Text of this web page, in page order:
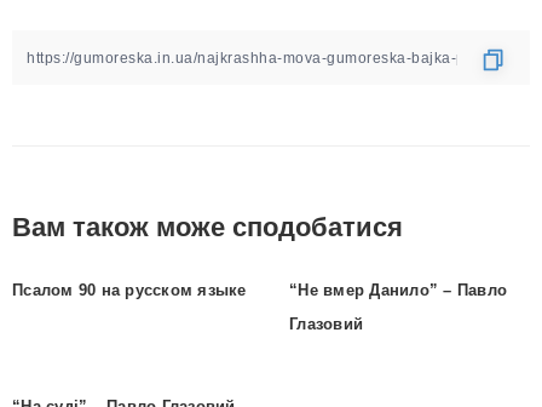
Вам також може сподобатися
Псалом 90 на русском языке
“Не вмер Данило” – Павло
Глазовий